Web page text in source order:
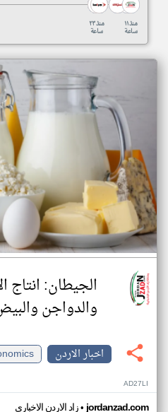
منذ ٢٣
ساعة
منذ ١١
ساعة
الجيطان: انتاج
والدواجن
اخبار الاردن
AD27LI
زاد الاردن الاخباري• jordanzad.com